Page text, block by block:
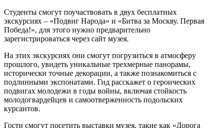
Студенты смогут поучаствовать в двух бесплатных
экскурсиях – «Подвиг Народа» и «Битва за Москву. Первая
Победа!», для этого нужно предварительно
зарегистрироваться через сайт музея.
На этих экскурсиях они смогут погрузиться в атмосферу
прошлого, увидеть уникальные трехмерные панорамы,
исторически точные декорации, а также познакомиться с
подлинными экспонатами. Гид расскажет о героических
подвигах молодежи в годы войны, включая стойкость
молодогвардейцев и самоотверженность подольских
курсантов.
Гости смогут посетить выставки музея, такие как «Дорога